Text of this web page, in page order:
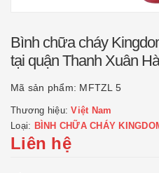
Bình chữa cháy
tại quận Thanh Xuân
Mã sản phẩm: MFTZL 5
Thương hiệu:Việt Nam
Loại: BÌNH CHỮA CHÁY
Liên hệ